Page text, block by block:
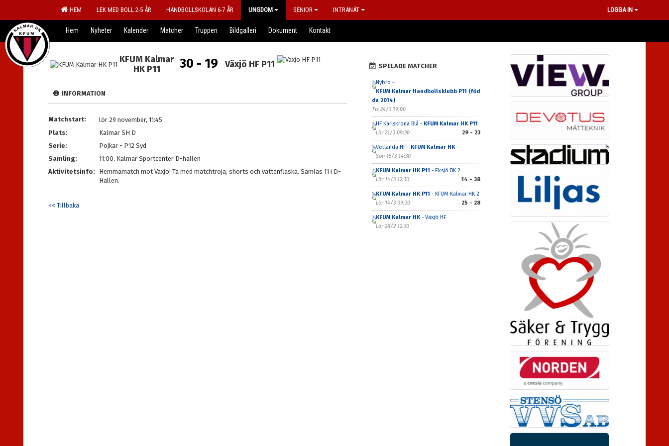
HEM LEK MED BOLL 2-5 ÅR HANDBOLLSKOLAN 6-7 ÅR UNGDOM SENIOR INTRANÄT LOGGA IN
Hem Nyheter Kalender Matcher Truppen Bildgalleri Dokument Kontakt
KFUM Kalmar
HK P11
30 - 19 Växjö HF P11
INFORMATION
Matchstart:
lör 29 november, 11:45
Plats:
Kalmar SH D
Serie:
Pojkar - P12 Syd
Samling:
11:00, Kalmar Sportcenter D-hallen
Aktivitetsinfo:
Hemmamatch mot Växjö! Ta med matchtröja, shorts och vattenflaska. Samlas 11 i D-
Hallen.
<< Tillbaka
SPELADE MATCHER
Nybro -
KFUM Kalmar Handbollsklubb P11 (föd
da 2014)
Tis 24/3 19:00
HF Karlskrona Blå - KFUM Kalmar HK P11
Lör 21/3 09:30
29 - 23
Vetlanda HF - KFUM Kalmar HK
Sön 15/3 14:30
KFUM Kalmar HK P11 - Eksjö BK 2
Lör 14/3 12:30
14 - 38
KFUM Kalmar HK P11 - KFUM Kalmar HK 2
Lör 14/3 09:30
25 - 28
KFUM Kalmar HK- Växjö HF
Lör 28/2 12:30